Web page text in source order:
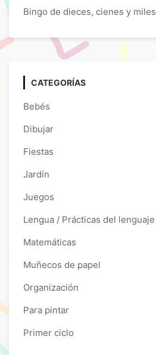
Bingo de dieces, cienes y miles
CATEGORÍAS
Bebés
Dibujar
Fiestas
Jardín
Juegos
Lengua / Prácticas del lenguaje
Matemáticas
Muñecos de papel
Organización
Para pintar
Primer ciclo